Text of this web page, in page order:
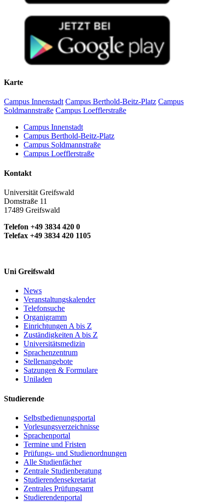
Karte
Campus Innenstadt Campus Berthold-Beitz-Platz Campus
Soldmannstraße Campus Loefflerstraße
Campus Innenstadt
Campus Berthold-Beitz-Platz
Campus Soldmannstraße
Campus Loefflerstraße
Kontakt
Universität Greifswald
Domstraße 11
17489 Greifswald
Telefon +49 3834 420 0
Telefax +49 3834 420 1105
Uni Greifswald
News
Veranstaltungskalender
Telefonsuche
Organigramm
Einrichtungen A bis Z
Zuständigkeiten A bis Z
Universitätsmedizin
Sprachenzentrum
Stellenangebote
Satzungen & Formulare
Uniladen
Studierende
Selbstbedienungsportal
Vorlesungsverzeichnisse
Sprachenportal
Termine und Fristen
Prüfungs- und Studienordnungen
Alle Studienfächer
Zentrale Studienberatung
Studierendensekretariat
Zentrales Prüfungsamt
Studierendenportal